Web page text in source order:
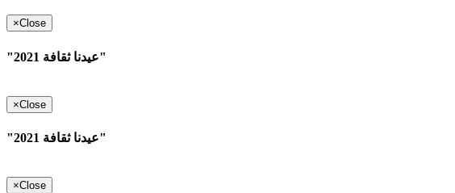
×Close
"عيدنا ثقافة 2021"
×Close
"عيدنا ثقافة 2021"
×Close